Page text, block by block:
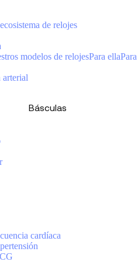
Básculas
de relojes
modelos de relojesPara ella
arterial
cardíaca